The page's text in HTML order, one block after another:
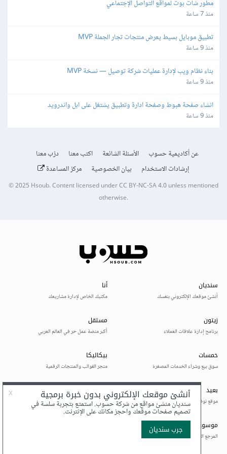
مطور شات بوت لمواقع التواصل الإجتماعي
منذ 7 ساعة
تطبيق موبايل بسيط يعرض منتجات تجار الجملة MVP
منذ 9 ساعة
بناء نظام ويب لإدارة عمليات شركة توصيل — نسخة MVP
منذ 9 ساعة
انشاء صفحة هبوط وصفحة ادارة وتطبيق يشتغل على ابل واندرويد
منذ 9 ساعة
عن أكاديمية حسوب الأسئلة الشائعة اكتب معنا
درّب معنا
إرشادات الاستخدام
بيان الخصوصية مركز المساعدة
© 2025 Hsoub.Content licensed underCC BY-NC-SA 4.0unless mentioned
otherwise.